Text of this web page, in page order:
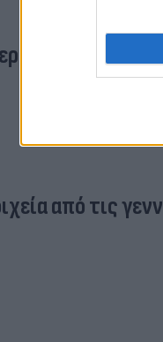
πτώση σε
από τις